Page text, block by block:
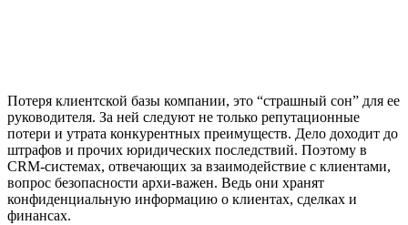
Потеря клиентской базы компании, это “страшный сон” для ее
руководителя. За ней следуют не только репутационные
потери и утрата конкурентных преимуществ. Дело доходит до
штрафов и прочих юридических последствий. Поэтому в
CRM-системах, отвечающих за взаимодействие с клиентами,
вопрос безопасности архи-важен. Ведь они хранят
конфиденциальную информацию о клиентах, сделках и
финансах.